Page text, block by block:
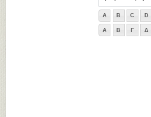
A B C D
Α Β Γ Δ